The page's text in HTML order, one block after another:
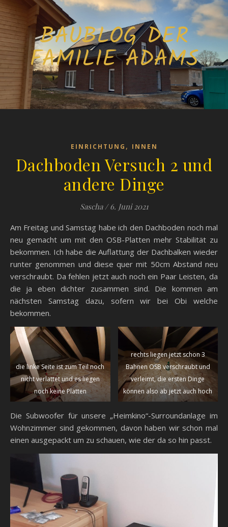
BAUBLOG DER
FAMILIE ADAMS
EINRICHTUNG , INNEN
Dachboden Versuch 2 und
andere Dinge
Sascha / 6. Juni 2021
Am Freitag und Samstag habe ich den Dachboden noch mal
neu gemacht um mit den OSB-Platten mehr Stabilität zu
bekommen. Ich habe die Auflattung der Dachbalken wieder
runter genommen und diese quer mit 50cm Abstand neu
verschraubt. Da fehlen jetzt auch noch ein Paar Leisten, da
die ja eben dichter zusammen sind. Die kommen am
nächsten Samstag dazu, sofern wir bei Obi welche
bekommen.
die linke Seite ist zum Teil noch
nicht verlattet und es liegen
noch keine Platten
rechts liegen jetzt schon 3
Bahnen OSB verschraubt und
verleimt, die ersten Dinge
können also ab jetzt auch hoch
Die Subwoofer für unsere „Heimkino“-Surroundanlage im
Wohnzimmer sind gekommen, davon haben wir schon mal
einen ausgepackt um zu schauen, wie der da so hin passt.